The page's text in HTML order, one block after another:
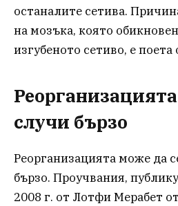
останалите сетива.
на мозъка, която
изгубеното сетиво, е поета
случи бързо
Реорганизацията може да
бързо. Проучвания,
2008 г. от Лотфи Мерабет